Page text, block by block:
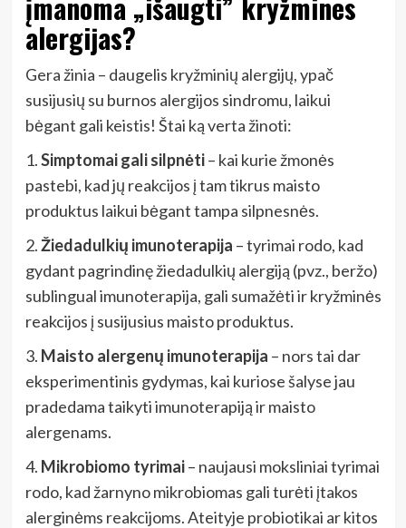
alergijas?
Gera žinia – daugelis kryžminių alergijų, ypač
susijusių su burnos alergijos sindromu, laikui
bėgant gali keistis! Štai ką verta žinoti:
1.Simptomai gali silpnėti– kai kurie žmonės
pastebi, kad jų reakcijos į tam tikrus maisto
produktus laikui bėgant tampa silpnesnės.
2.Žiedadulkių imunoterapija – tyrimai rodo, kad
gydant pagrindinę žiedadulkių alergiją (pvz., beržo)
sublingual imunoterapija, gali sumažėti ir kryžminės
reakcijos į susijusius maisto produktus.
3. Maisto alergenų imunoterapija – nors tai dar
eksperimentinis gydymas, kai kuriose šalyse jau
pradedama taikyti imunoterapiją ir maisto
alergenams.
4. Mikrobiomo tyrimai– naujausi moksliniai tyrimai
rodo, kad žarnyno mikrobiomas gali turėti įtakos
alerginėms reakcijoms. Ateityje probiotikai ar kitos